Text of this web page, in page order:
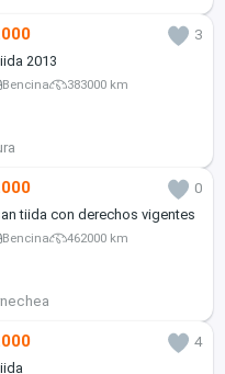
3
2013
Bencina 383000 km
0
tiida con derechos vigentes
Bencina 462000 km
4